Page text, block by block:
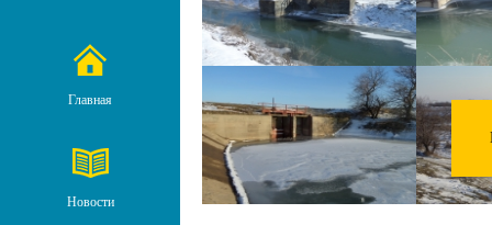
Главная
Новости